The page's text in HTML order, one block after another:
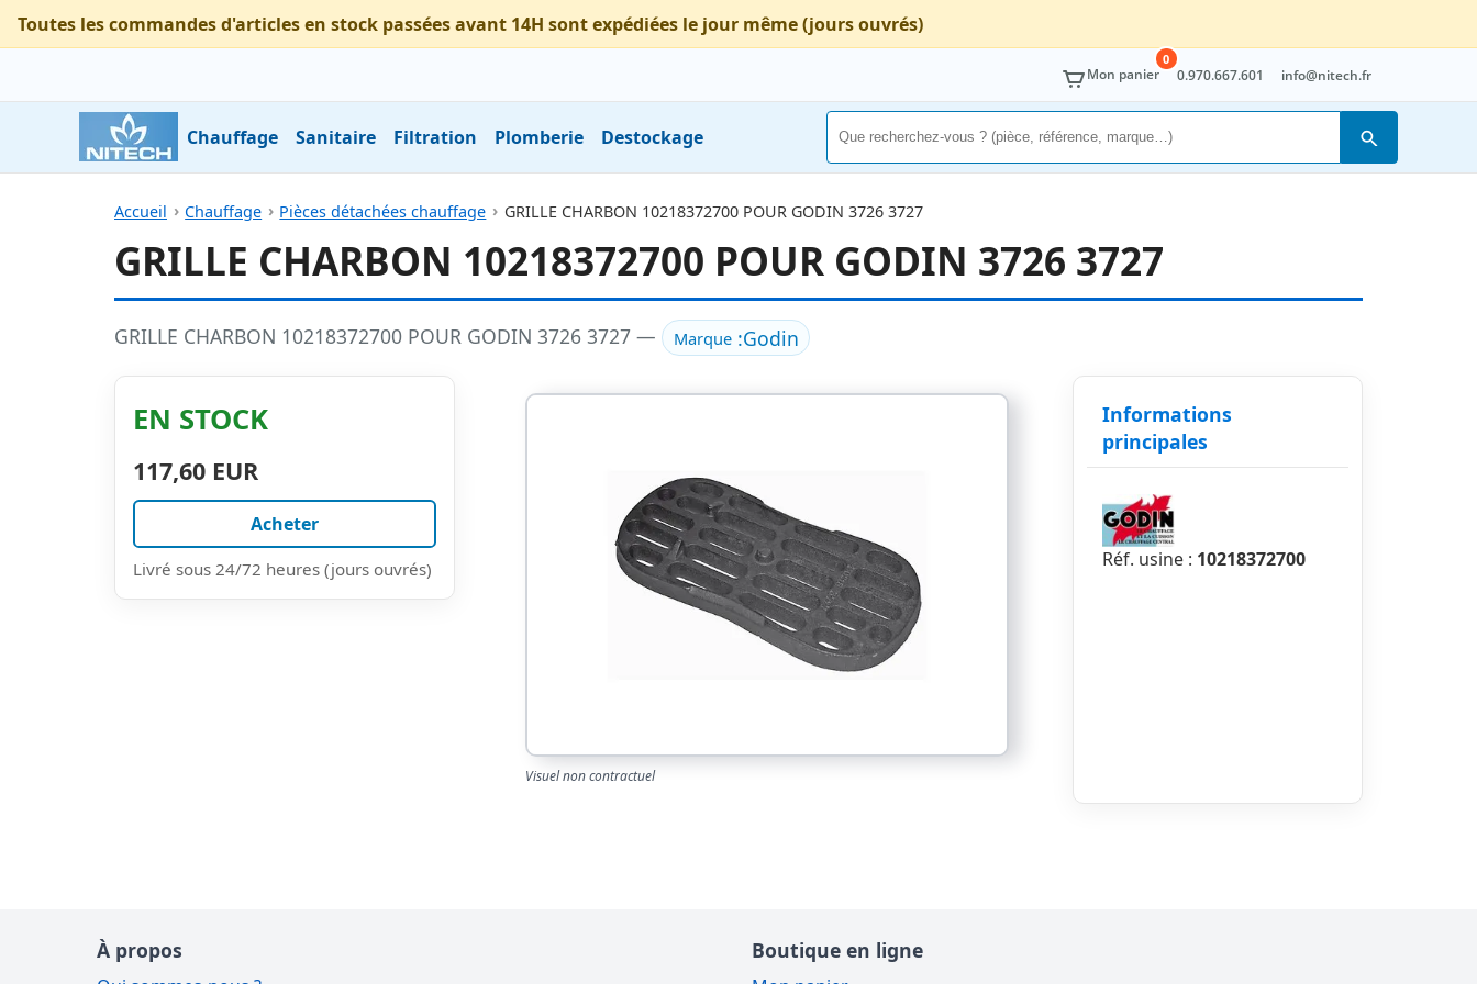
Toutes les commandes d'articles en stock passées avant 14H sont expédiées le jour même (jours ouvrés)
Mon panier
0
0.970.667.601 info@nitech.fr
Chauffage Sanitaire Filtration Plomberie Destockage
Rechercher
Accueil Chauffage Pièces détachées chauffage GRILLE CHARBON 10218372700 POUR GODIN 3726 3727
GRILLE CHARBON 10218372700 POUR GODIN 3726 3727
GRILLE CHARBON 10218372700 POUR GODIN 3726 3727 — Marque:Godin
EN STOCK
117,60 EUR
Acheter
Livré sous 24/72 heures (jours ouvrés)
Visuel non contractuel
Informations
principales
Réf. usine : 10218372700
À propos Boutique en ligne